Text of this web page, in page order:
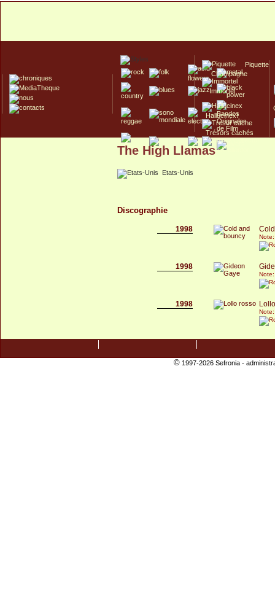
Piquette
Champagne
Immortel
Hallucinex!
Trésors cachés
Culte/Collector
The High Llamas
Etats-Unis
Discographie
1998
1998
1998
©1997-2026 Sefronia -